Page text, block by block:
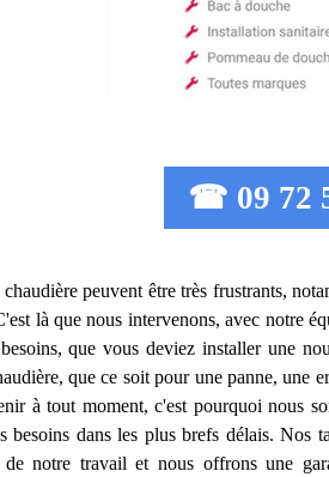
☎ 09 72
peuvent être très frustrants,
là que nous intervenons, avec notre
que vous deviez installer une
que ce soit pour une panne,
à tout moment, c'est pourquoi nous
besoins dans les plus brefs délais.
notre travail et nous offrons une